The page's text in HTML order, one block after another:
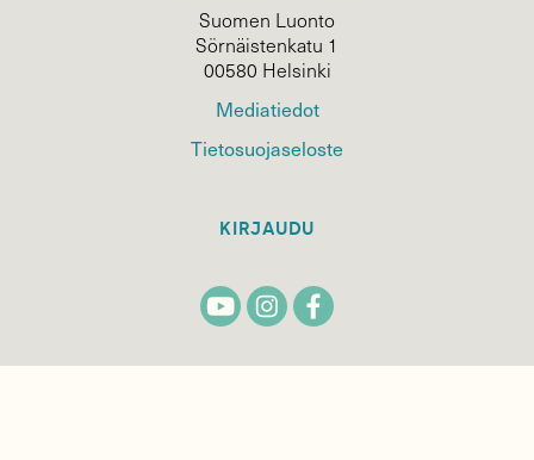
Suomen Luonto
Sörnäistenkatu 1
00580 Helsinki
Mediatiedot
Tietosuojaseloste
KIRJAUDU